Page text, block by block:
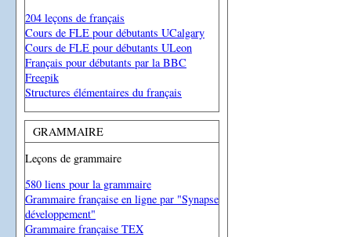
204 leçons de français
Cours de FLE pour débutants UCalgary
Cours de FLE pour débutants ULeon
Français pour débutants par la BBC
Freepik
Structures élémentaires du français
GRAMMAIRE
Leçons de grammaire
580 liens pour la grammaire
Grammaire française en ligne par "Synapse
développement"
Grammaire française TEX